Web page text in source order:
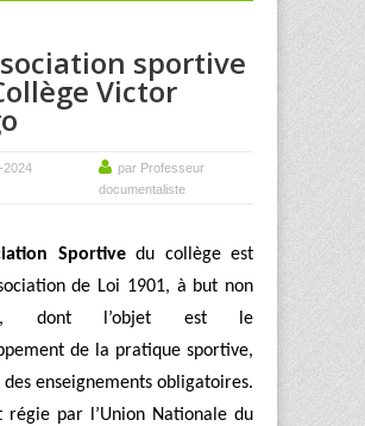
sportive
Victor
2024
par Professeur
documentaliste
Sportivedu collège est
de Loi 1901, à but non
dont l’objet est le
de la pratique sportive,
des enseignements obligatoires.
régie par l’Union Nationale du